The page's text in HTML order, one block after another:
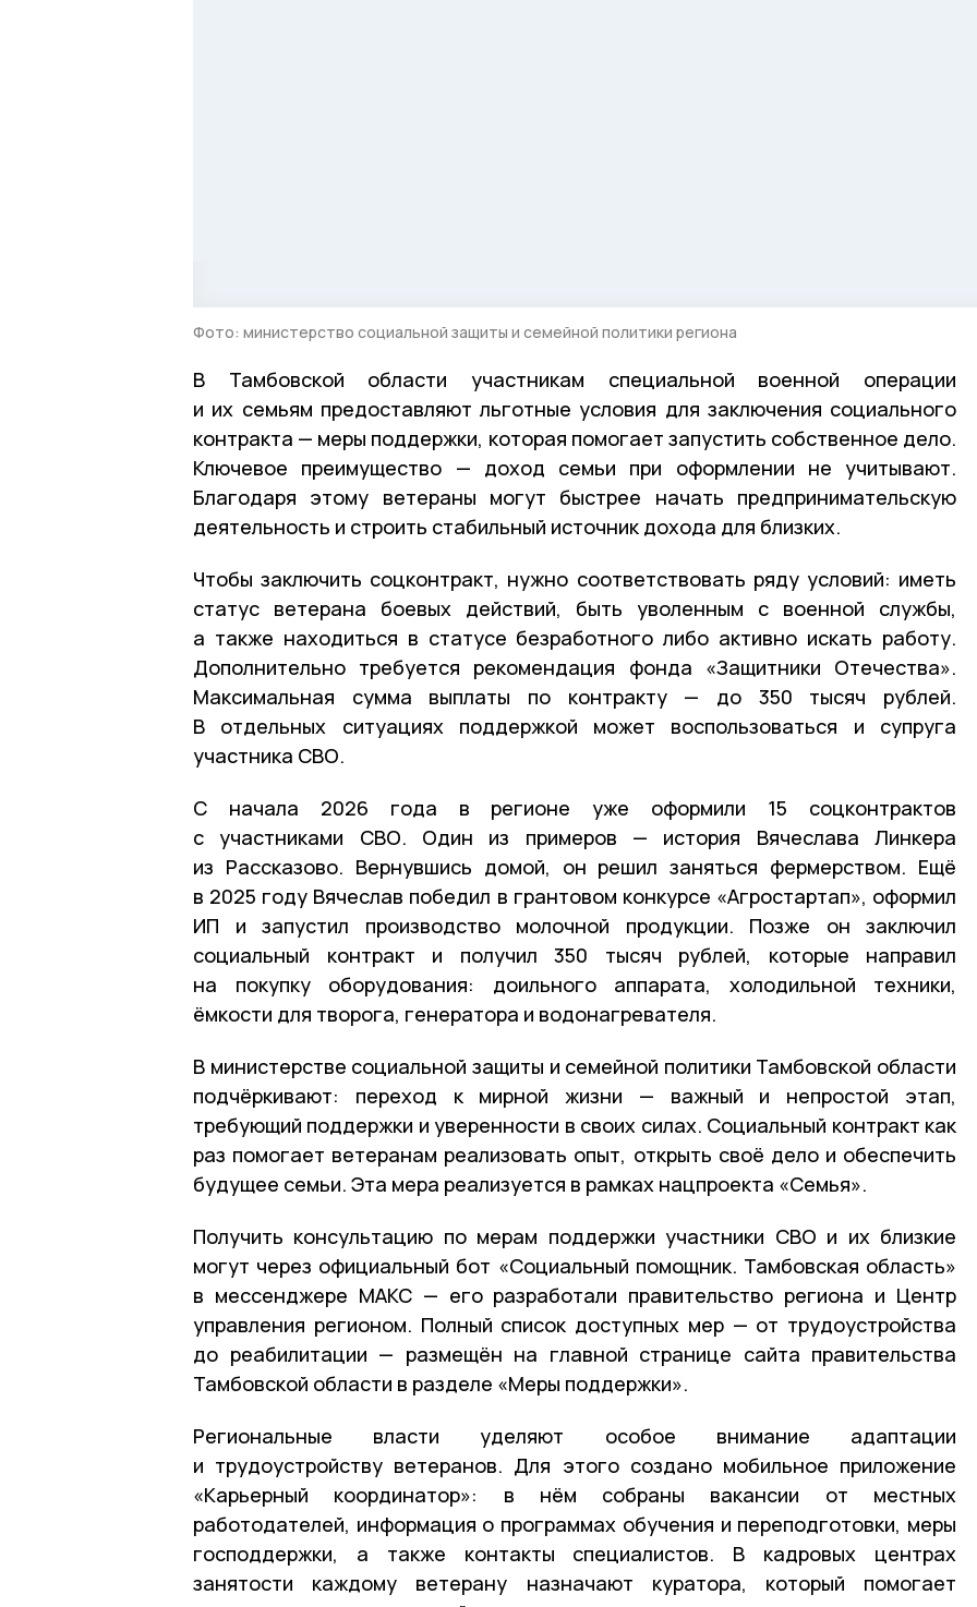
Фото: министерство социальной защиты и семейной политики региона
В Тамбовской области участникам специальной военной операции
и их семьям предоставляют льготные условия для заключения социального
контракта — меры поддержки, которая помогает запустить собственное дело.
Ключевое преимущество — доход семьи при оформлении не учитывают.
Благодаря этому ветераны могут быстрее начать предпринимательскую
деятельность и строить стабильный источник дохода для близких.
Чтобы заключить соцконтракт, нужно соответствовать ряду условий: иметь
статус ветерана боевых действий, быть уволенным с военной службы,
а также находиться в статусе безработного либо активно искать работу.
Дополнительно требуется рекомендация фонда «Защитники Отечества».
Максимальная сумма выплаты по контракту — до 350 тысяч рублей.
В отдельных ситуациях поддержкой может воспользоваться и супруга
участника СВО.
С начала 2026 года в регионе уже оформили 15 соцконтрактов
с участниками СВО. Один из примеров — история Вячеслава Линкера
из Рассказово. Вернувшись домой, он решил заняться фермерством. Ещё
в 2025 году Вячеслав победил в грантовом конкурсе «Агростартап», оформил
ИП и запустил производство молочной продукции. Позже он заключил
социальный контракт и получил 350 тысяч рублей, которые направил
на покупку оборудования: доильного аппарата, холодильной техники,
ёмкости для творога, генератора и водонагревателя.
В министерстве социальной защиты и семейной политики Тамбовской области
подчёркивают: переход к мирной жизни — важный и непростой этап,
требующий поддержки и уверенности в своих силах. Социальный контракт как
раз помогает ветеранам реализовать опыт, открыть своё дело и обеспечить
будущее семьи. Эта мера реализуется в рамках нацпроекта «Семья».
Получить консультацию по мерам поддержки участники СВО и их близкие
могут через официальный бот «Социальный помощник. Тамбовская область»
в мессенджере МАКС — его разработали правительство региона и Центр
управления регионом. Полный список доступных мер — от трудоустройства
до реабилитации — размещён на главной странице сайта правительства
Тамбовской области в разделе «Меры поддержки».
Региональные власти уделяют особое внимание адаптации
и трудоустройству ветеранов. Для этого создано мобильное приложение
«Карьерный координатор»: в нём собраны вакансии от местных
работодателей, информация о программах обучения и переподготовки, меры
господдержки, а также контакты специалистов. В кадровых центрах
занятости каждому ветерану назначают куратора, который помогает